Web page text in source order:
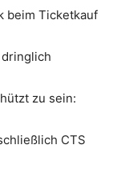
beim Ticketkauf
zu sein:
CTS